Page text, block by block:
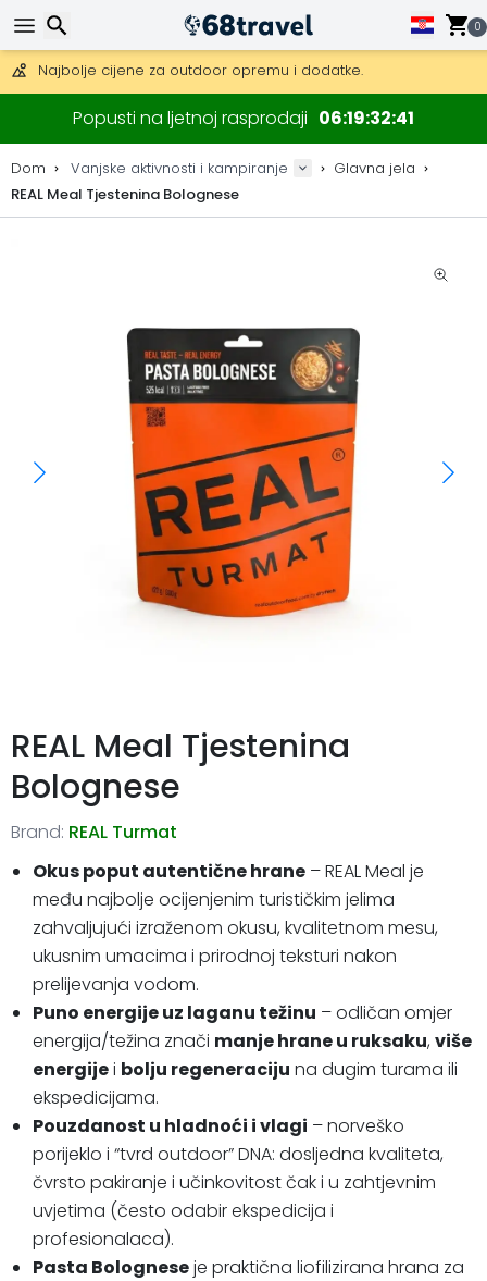
0
Mogućnost slanja DHL Expressom (dostava unutar 24 sata)
30 dana za povrat, 90 dana za drvene karte i dekoracije.
Najbolje cijene za outdoor opremu i dodatke.
Popusti na ljetnoj rasprodaji 06 19 32 41
Dom Vanjske aktivnosti i kampiranje
Glavna jela
REAL Meal Tjestenina Bolognese
REAL Meal Tjestenina
Bolognese
Brand: REAL Turmat
Okus poput autentične hrane – REAL Meal je
među najbolje ocijenjenim turističkim jelima
zahvaljujući izraženom okusu, kvalitetnom mesu,
ukusnim umacima i prirodnoj teksturi nakon
prelijevanja vodom.
Puno energije uz laganu težinu – odličan omjer
energija/težina znači manje hrane u ruksaku, više
energijei bolju regeneraciju na dugim turama ili
ekspedicijama.
Pouzdanost u hladnoći i vlagi – norveško
porijeklo i “tvrd outdoor” DNA: dosljedna kvaliteta,
čvrsto pakiranje i učinkovitost čak i u zahtjevnim
uvjetima (često odabir ekspedicija i
profesionalaca).
Pasta Bologneseje praktična liofilizirana hrana za
Traži